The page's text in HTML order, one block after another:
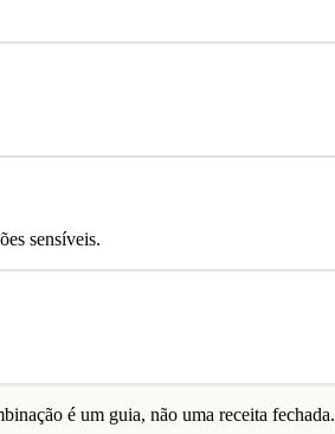
sensíveis.
é um guia, não uma receita fechada.